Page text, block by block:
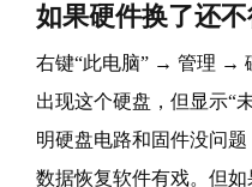
如果硬件换了还
右键“此电脑” → 管理 →
出现这个硬盘，但显示“
明硬盘电路和固件没问
数据恢复软件有戏。但